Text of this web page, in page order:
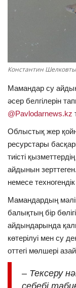
АРНАЙЫ ЖОБА
OFFICIAL
Құрылтай
Қазақша
Константин
Мамандар су
әсер белгілерін
@Pavlodarnews.kz
Облыстық жер
ресурстары
тиісті
айдынын
немесе
Мамандардың
балықтың бір
айдындарында
көтерілуі мен су
оттегі мөлшері
– Тексеру